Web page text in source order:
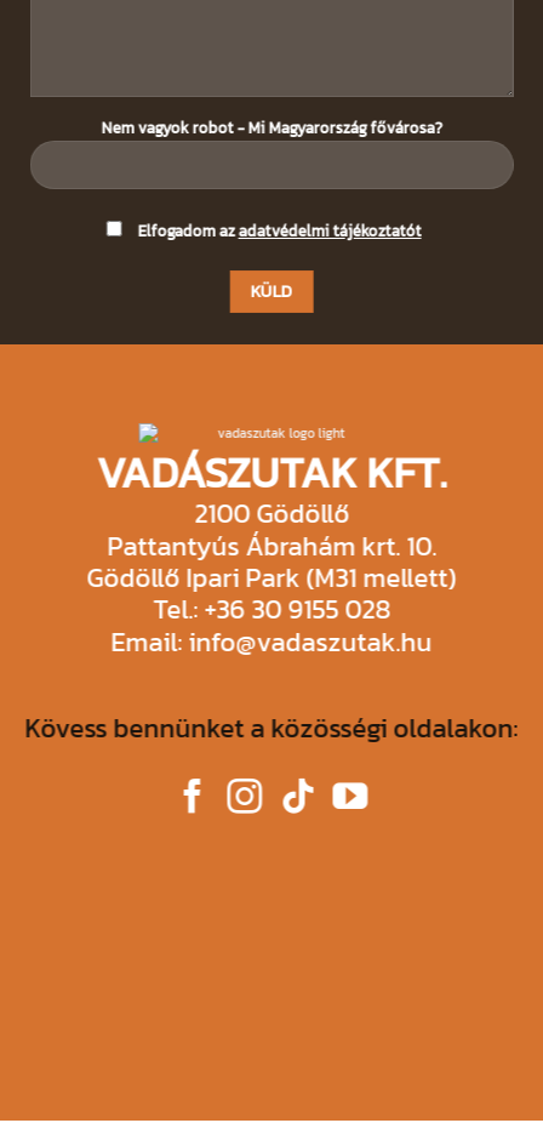
Nem vagyok robot - Mi Magyarország fővárosa?
Elfogadom azadatvédelmi tájékoztatót
VADÁSZUTAK KFT.
2100 Gödöllő
Pattantyús Ábrahám krt. 10.
Gödöllő Ipari Park (M31 mellett)
Tel.: +36 30 9155 028
Email: info@vadaszutak.hu
Kövess bennünket a közösségi oldalakon: